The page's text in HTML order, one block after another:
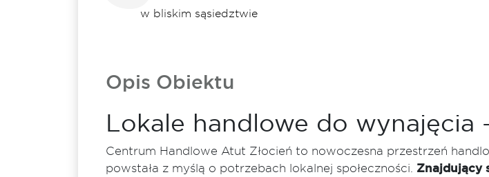
w bliskim sąsiedztwie
Opis Obiektu
Lokale handlowe do wynajęcia
Centrum Handlowe Atut Złocień to nowoczesna przestrzeń
powstała z myślą o potrzebach lokalnej społeczności. Znajdujący